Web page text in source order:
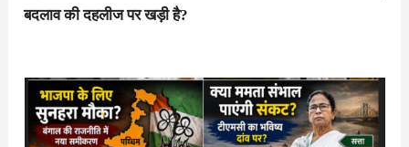
बदलाव की दहलीज पर खड़ी है?